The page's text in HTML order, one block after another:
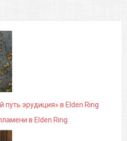
путь эрудиция» в Elden Ring
в Elden Ring